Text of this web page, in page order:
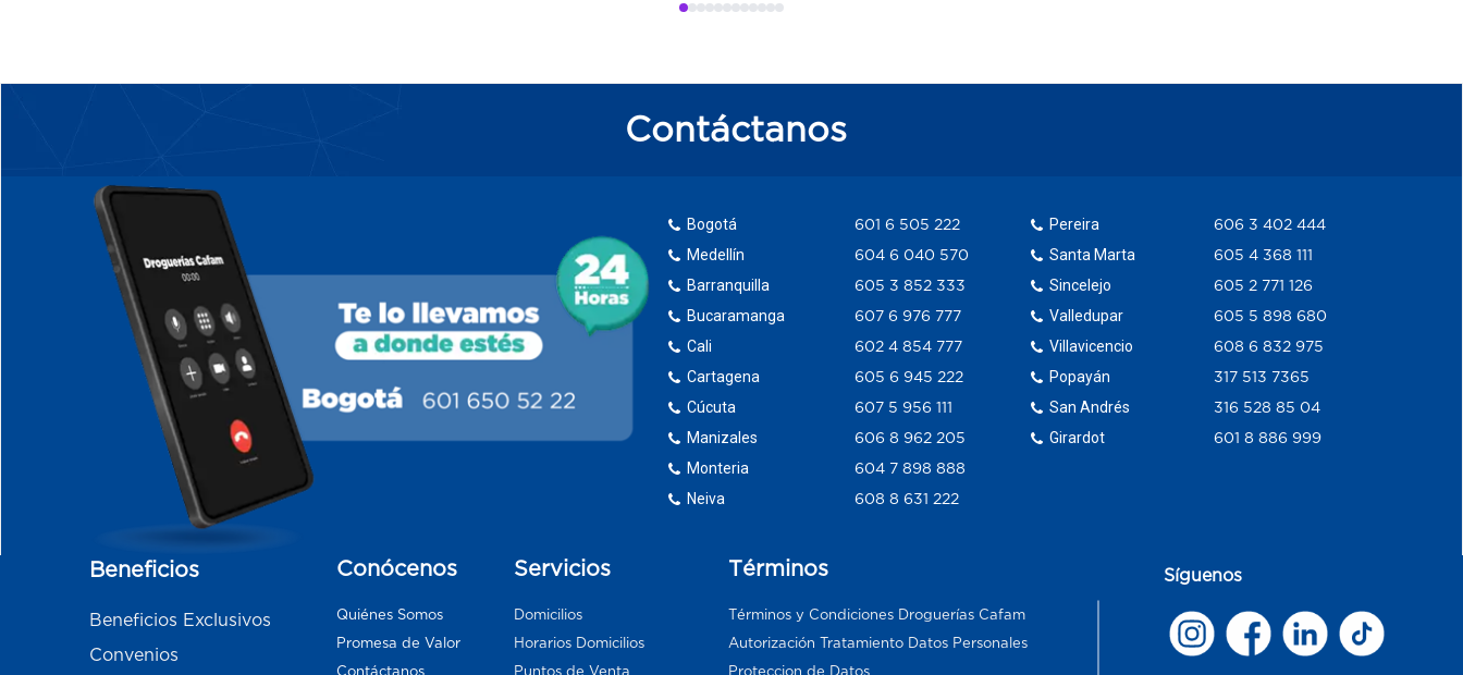
Contáctanos
Bogotá
Medellín
Barranquilla
Bucaramanga
Cali
Cartagena
Cúcuta
Manizales
Monteria
Neiva
601 6 505 222
604 6 040 570
605 3 852 333
607 6 976 777
602 4 854 777
605 6 945 222
607 5 956 111
606 8 962 205
604 7 898 888
608 8 631 222
Pereira
Santa Marta
Sincelejo
Valledupar
Villavicencio
Popayán
San Andrés
Girardot
606 3 402 444
605 4 368 111
605 2 771 126
605 5 898 680
608 6 832 975
317 513 7365
316 528 85 04
601 8 886 999
Beneficios
Beneficios Exclusivos
Convenios
Conócenos
Quiénes Somos
Promesa de Valor
Contáctanos
Servicios
Domicilios
Horarios Domicilios
Puntos de Venta
Términos
Términos y Condiciones Droguerías Cafam
Autorización Tratamiento Datos Personales
Proteccion de Datos
Síguenos